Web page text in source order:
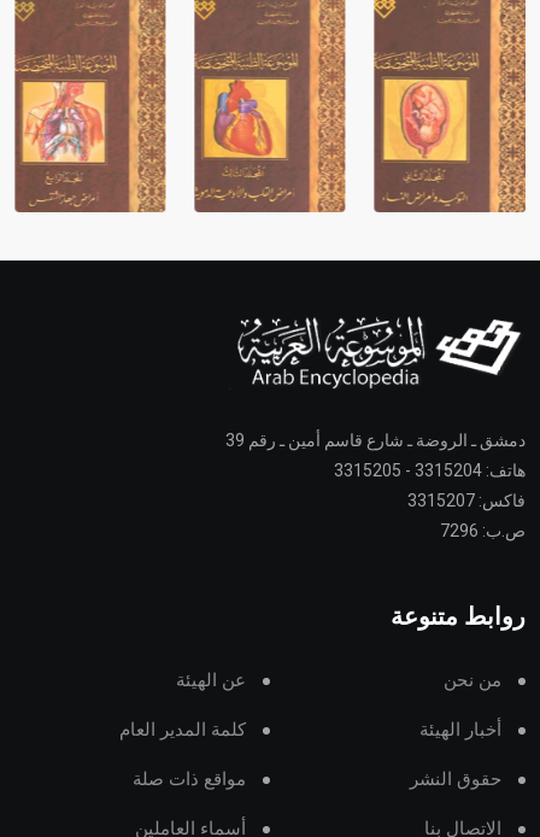
دمشق ـ الروضة ـ شارع قاسم أمين ـ رقم 39
هاتف: 3315204 - 3315205
فاكس: 3315207
ص.ب: 7296
روابط متنوعة
من نحن عن الهيئة
أخبار الهيئة كلمة المدير العام
حقوق النشر مواقع ذات صلة
الاتصال بنا أسماء العاملين